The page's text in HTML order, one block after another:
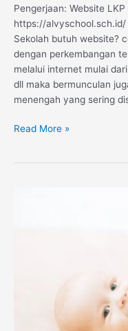
Pengerjaan: Website
https://alvyschool.sch.id/
Sekolah butuh website?
dengan perkembangan
melalui internet mulai
dll maka bermunculan
menengah yang sering
Read More »